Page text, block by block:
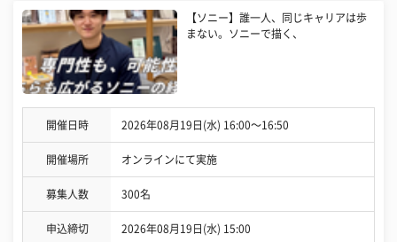
【ソニー】誰一人、同じキャリアは歩
まない。ソニーで描く、
開催日時 2026年08月19日(水) 16:00〜16:50
開催場所 オンラインにて実施
募集人数 300名
申込締切 2026年08月19日(水) 15:00